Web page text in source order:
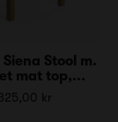
Stool m.
mat top,...
kr